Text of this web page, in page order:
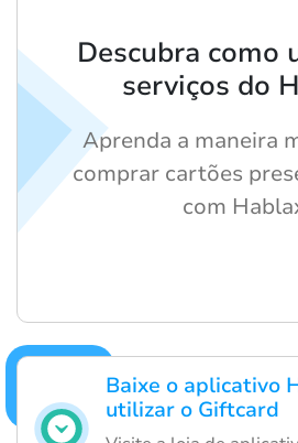
Baixe o aplicativo
utilizar o Giftcard
Descubra como
serviços do
Aprenda a maneira
comprar cartões
com